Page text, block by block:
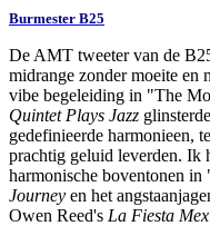
Burmester B25
De AMT tweeter van de
midrange zonder moeite en
vibe begeleiding in "The
Quintet Plays Jazz
gedefinieerde harmonieen,
prachtig geluid leverden. Ik
harmonische boventonen
Journey en het
Owen Reed's La Fiesta